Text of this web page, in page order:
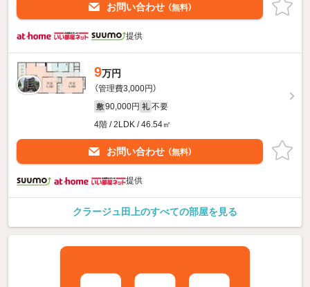
お問い合わせ （無料）
提供
9万円
（管理費3,000円）
敷 90,000円 礼 不要
4階 / 2LDK / 46.54㎡
お問い合わせ （無料）
提供
クラージュ田上のすべての部屋を見る